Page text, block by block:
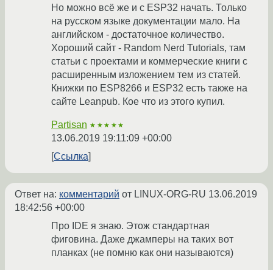
Но можно всё же и с ESP32 начать. Только
на русском языке документации мало. На
английском - достаточное количество.
Хороший сайт - Random Nerd Tutorials, там
статьи с проектами и коммерческие книги с
расширенным изложением тем из статей.
Книжки по ESP8266 и ESP32 есть также на
сайте Leanpub. Кое что из этого купил.
Partisan ★★★★★
13.06.2019 19:11:09 +00:00
Ссылка
Ответ на: комментарий от LINUX-ORG-RU 13.06.2019
18:42:56 +00:00
Про IDE я знаю. Этож стандартная
фиговина. Даже джамперы на таких вот
планках (не помню как они называются)